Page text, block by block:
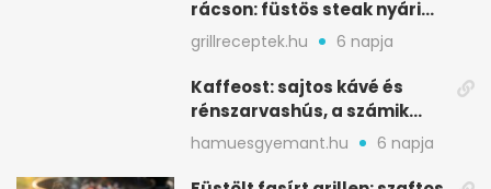
rácson: füstös steak nyári
tökkebabbal
grillreceptek.hu 6 napja
Kaffeost: sajtos kávé és
rénszarvashús, a számik
melegítő itala
hamuesgyemant.hu 6 napja